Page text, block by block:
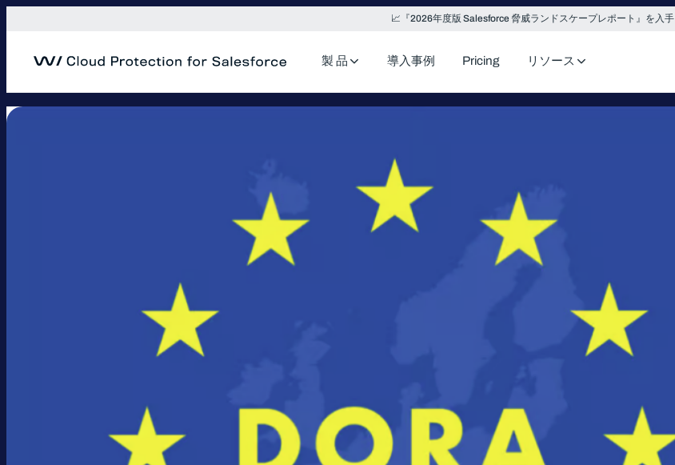
ッ
プ
📈『2026年度版 Salesforce 脅威ランドスケープレポート』を入手
製 品 導入事例 Pricing リソース